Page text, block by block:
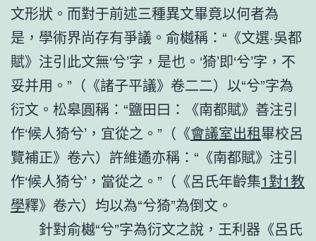
文形狀。而對于前述三種異文畢竟以何者為
是，學術界尚存有爭議。俞樾稱：“《文選·吳都
賦》注引此文無‘兮’字，是也。‘猗’即‘兮’字，不
妥并用。”（《諸子平議》卷二二）以“兮”字為
衍文。松皋圓稱：“鹽田曰：《南都賦》善注引
作‘候人猗兮’，宜從之。”（《會議室出租畢校呂
覽補正》卷六）許維遹亦稱：“《南都賦》注引
作‘候人猗兮’，當從之。”（《呂氏年齡集1對1教
學釋》卷六）均以為“兮猗”為倒文。
針對俞樾“兮”字為衍文之說，王利器《呂氏